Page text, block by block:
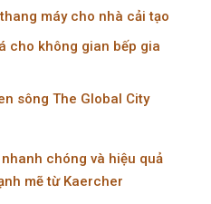
máy cho nhà cải tạo
cho không gian bếp gia
sông The Global City
chóng và hiệu quả
mẽ từ Kaercher